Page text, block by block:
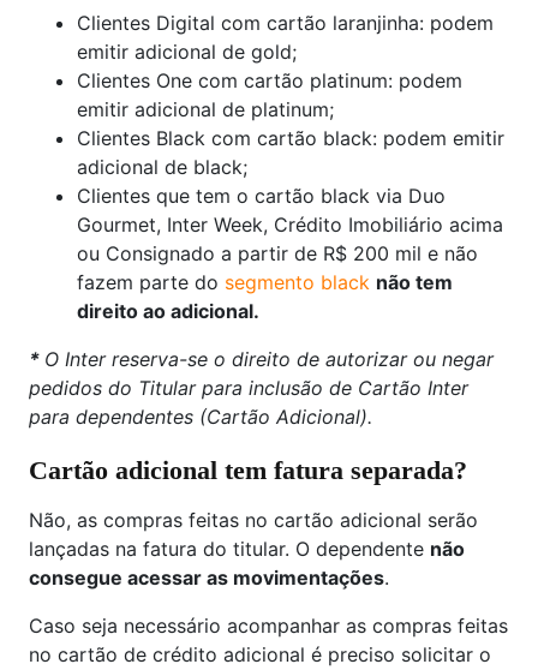
Clientes Digital com cartão laranjinha: podem
emitir adicional de gold;
Clientes One com cartão platinum: podem
emitir adicional de platinum;
Clientes Black com cartão black: podem emitir
adicional de black;
Clientes que tem o cartão black via Duo
Gourmet, Inter Week, Crédito Imobiliário acima
ou Consignado a partir de R$ 200 mil e não
fazem parte do segmento black não tem
direito ao adicional.
* O Inter reserva-se o direito de autorizar ou negar
pedidos do Titular para inclusão de Cartão Inter
para dependentes (Cartão Adicional).
Cartão adicional tem fatura separada?
Não, as compras feitas no cartão adicional serão
lançadas na fatura do titular. O dependente não
consegue acessar as movimentações.
Caso seja necessário acompanhar as compras feitas
no cartão de crédito adicional é preciso solicitar o